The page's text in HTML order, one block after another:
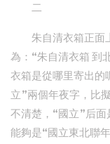
二
朱自清衣箱正面
為：“朱自清衣箱 到
衣箱是從哪里寄出的
立”兩個年夜字，比
不清楚，“國立”后
能夠是“國立東北聯